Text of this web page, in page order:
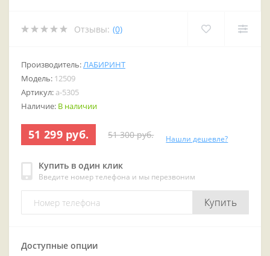
Отзывы: (0)
Производитель:ЛАБИРИНТ
Модель: 12509
Артикул: a-5305
Наличие: В наличии
51 299 руб. 51 300 руб. Нашли дешевле?
Купить в один клик
Введите номер телефона и мы перезвоним
Купить
Доступные опции